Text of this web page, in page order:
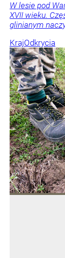
W lesie pod
XVII wieku.
glinianym
KrajOdkrycia